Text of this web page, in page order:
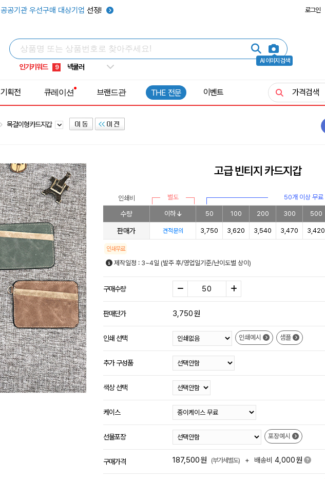
공공기관 우선구매 대상기업 선정! 로그인
AI 이미지 검색
인기키워드
6 우산
9 넥쿨러
10 타포린가방
기획전 큐레이션 브랜드관 THE 전문 이벤트 가격검색
목걸이형카드지갑
고급 빈티지 카드지갑
인쇄비 별도 50개 이상 무료
수량 이하 50 100 200 300 500
판매가 견적문의 3,750 3,620 3,540 3,470 3,420
인쇄무료
제작일정 : 3~4일 (발주 후/영업일기준/난이도별 상이)
구매수량
판매단가 3,750원
인쇄 선택 인쇄예시 샘플
추가 구성품
색상 선택
케이스
선물포장 포장예시
구매가격 187,500원 (부가세별도) + 배송비 4,000원